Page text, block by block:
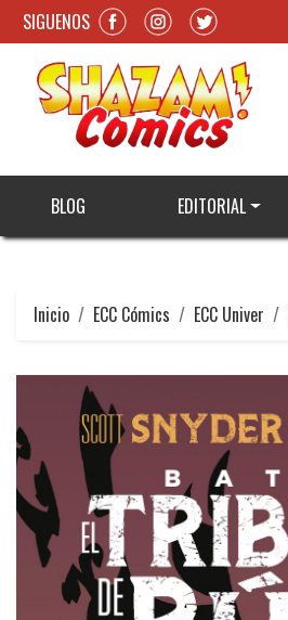
SIGUENOS
BLOG EDITORIAL
Inicio ECC Cómics ECC Univer